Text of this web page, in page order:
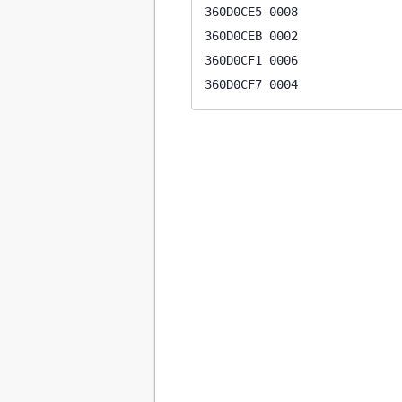
360D0CE5 0008
360D0CEB 0002
360D0CF1 0006
360D0CF7 0004